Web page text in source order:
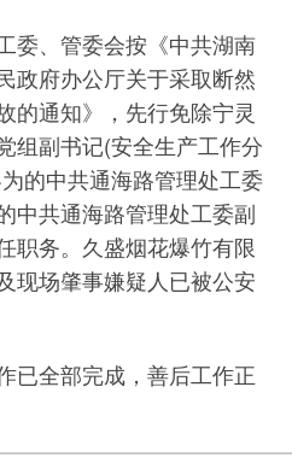
、管委会按《中共湖南
政府办公厅关于采取断然
的通知》，先行免除宁灵
组副书记(安全生产工作分
的中共通海路管理处工委
中共通海路管理处工委副
职务。久盛烟花爆竹有限
现场肇事嫌疑人已被公安
全部完成，善后工作正